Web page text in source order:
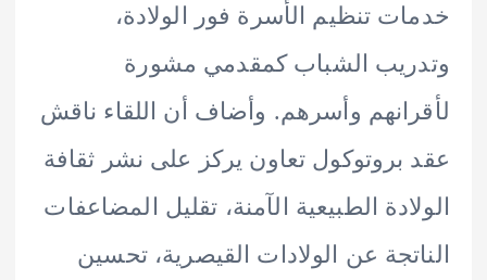
تنظيم الأسرة فور الولادة،
الشباب كمقدمي مشورة
وأسرهم. وأضاف أن اللقاء ناقش
تعاون يركز على نشر ثقافة
الطبيعية الآمنة، تقليل المضاعفات
عن الولادات القيصرية، تحسين